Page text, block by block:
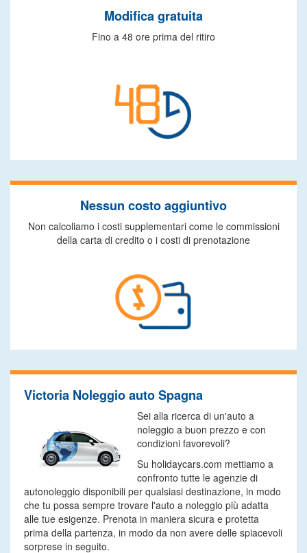
Modifica gratuita
Fino a 48 ore prima del ritiro
Nessun costo aggiuntivo
Non calcoliamo i costi supplementari come le commissioni
della carta di credito o i costi di prenotazione
Victoria Noleggio auto Spagna
Sei alla ricerca di un'auto a
noleggio a buon prezzo e con
condizioni favorevoli?
Su holidaycars.com mettiamo a
confronto tutte le agenzie di
autonoleggio disponibili per qualsiasi destinazione, in modo
che tu possa sempre trovare l'auto a noleggio più adatta
alle tue esigenze. Prenota in maniera sicura e protetta
prima della partenza, in modo da non avere delle spiacevoli
sorprese in seguito.